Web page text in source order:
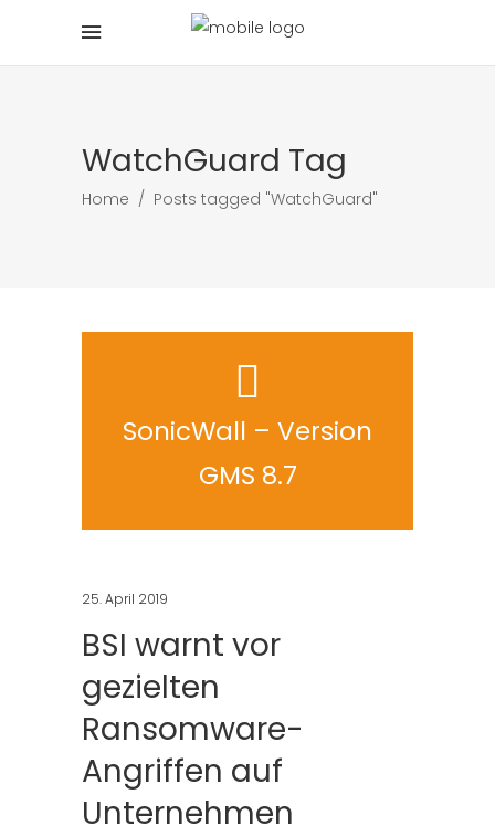
WatchGuard Tag
Home / Posts tagged "WatchGuard"
SonicWall – Version
GMS 8.7
25. April 2019
BSI warnt vor
gezielten
Ransomware-
Angriffen auf
Unternehmen